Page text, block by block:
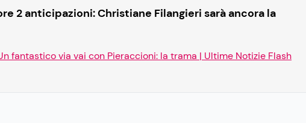
2 anticipazioni: Christiane Filangieri sarà ancora la
fantastico via vai con Pieraccioni: la trama | Ultime Notizie Flash